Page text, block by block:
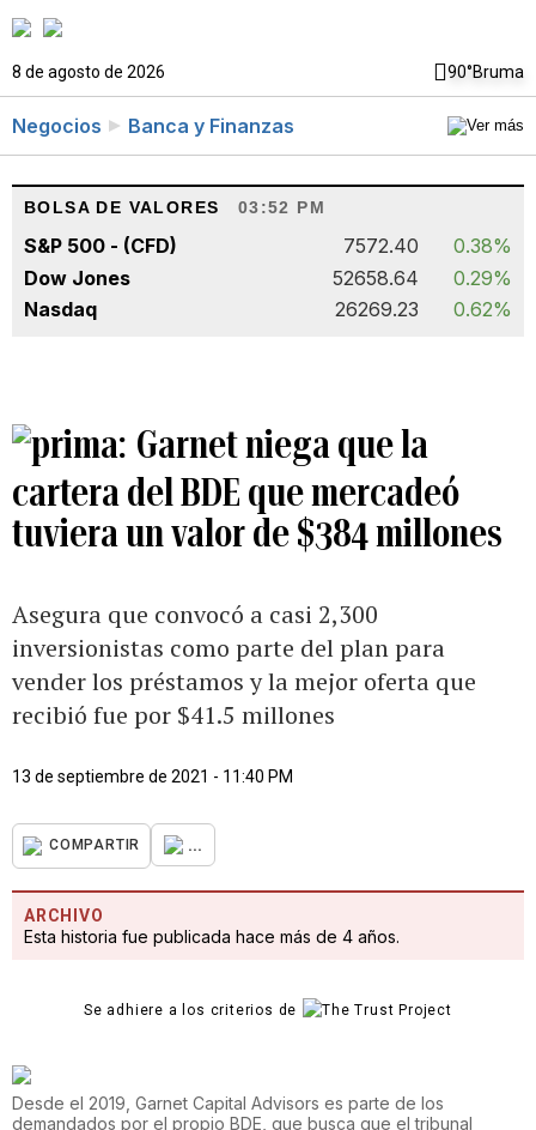
8 de agosto de 2026 90°Bruma
Negocios Banca y Finanzas
BOLSA DE VALORES 03:52 PM
S&P 500 - (CFD) 7572.40
0.38%
Dow Jones
52658.64
0.29%
Nasdaq
26269.23 0.62%
Garnet niega que la
cartera del BDE que mercadeó
tuviera un valor de $384 millones
Asegura que convocó a casi 2,300
inversionistas como parte del plan para
vender los préstamos y la mejor oferta que
recibió fue por $41.5 millones
13 de septiembre de 2021 - 11:40 PM
COMPARTIR ...
ARCHIVO
Esta historia fue publicada hace más de 4 años.
Se adhiere a los criterios de
Desde el 2019, Garnet Capital Advisors es parte de los
demandados por el propio BDE, que busca que el tribunal